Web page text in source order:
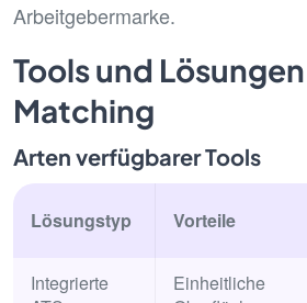
Arbeitgebermarke.
Tools und
Matching
Arten verfügbarer Tools
Lösungstyp Vorteile
Integrierte
Einheitliche